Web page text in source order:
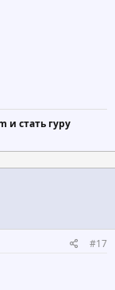
и стать гуру
#17